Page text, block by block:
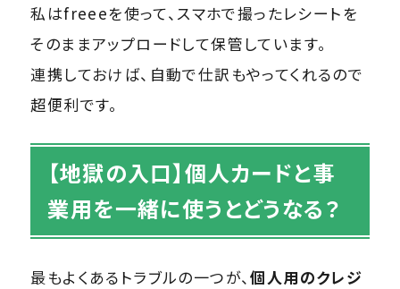
私はfreeeを使って、スマホで撮ったレシートを
そのままアップロードして保管しています。
連携しておけば、自動で仕訳もやってくれるので
超便利です。
【地獄の入口】個人カードと事
業用を一緒に使うとどうなる？
最もよくあるトラブルの一つが、個人用のクレジ